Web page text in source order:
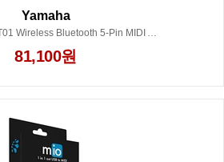
Yamaha
Yamaha MD-BT01 Wireless Bluetooth 5-Pin MIDI Adapter
81,100원